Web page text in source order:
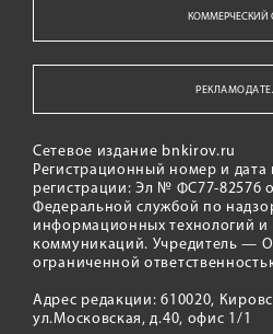
КОММЕРЧЕСКИЙ
Сетевое издание bnkirov.ru
Регистрационный номер и
регистрации: Эл № ФС77-82576
Федеральной службой по
информационных технологий и
коммуникаций. Учредитель —
ограниченной
Адрес редакции: 610020,
ул.Московская, д.40, офис 1/1